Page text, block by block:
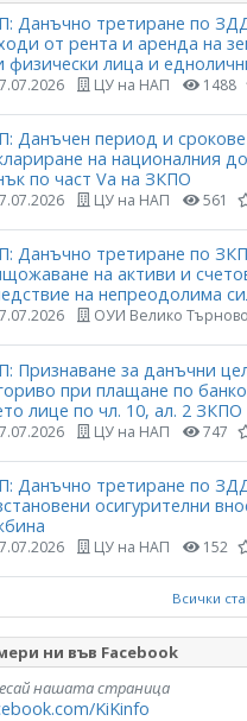
Данъчно третиране по
от рента и аренда на
физически лица и
ЦУ на НАП 1488
Данъчен период и срокове
на националния
по част Vа на ЗКПО
ЦУ на НАП 561
Данъчно третиране по
на активи и
на непреодолима
ОУИ Велико Търново
Признаване за данъчни
при плащане по
лице по чл. 10, ал. 2 ЗКПО
ЦУ на НАП 747
Данъчно третиране по
осигурителни
ЦУ на НАП 152
Всички
ни във Facebook
нашата страница
KiKinfo